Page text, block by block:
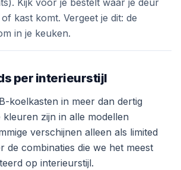
Kijk vóór je bestelt waar je deur
kast komt. Vergeet je dit: de
in je keuken.
per interieurstijl
koelkasten in meer dan dertig
zijn in alle modellen
verschijnen alleen als limited
de combinaties die we het meest
op interieurstijl.